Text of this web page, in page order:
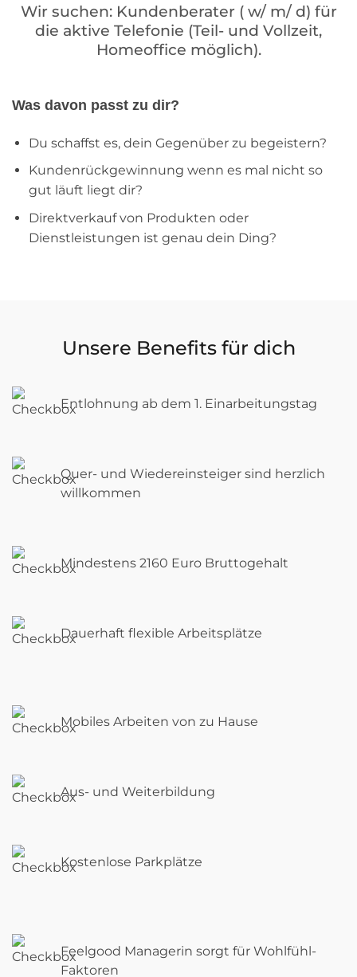
Wir suchen: Kundenberater ( w/ m/ d) für
die aktive Telefonie (Teil- und Vollzeit,
Homeoffice möglich).
Was davon passt zu dir?
Du schaffst es, dein Gegenüber zu begeistern?
Kundenrückgewinnung wenn es mal nicht so
gut läuft liegt dir?
Direktverkauf von Produkten oder
Dienstleistungen ist genau dein Ding?
Unsere Benefits für dich
Entlohnung ab dem 1. Einarbeitungstag
Quer- und Wiedereinsteiger sind herzlich
willkommen
Mindestens 2160 Euro Bruttogehalt
Dauerhaft flexible Arbeitsplätze
Mobiles Arbeiten von zu Hause
Aus- und Weiterbildung
Kostenlose Parkplätze
Feelgood Managerin sorgt für Wohlfühl-
Faktoren